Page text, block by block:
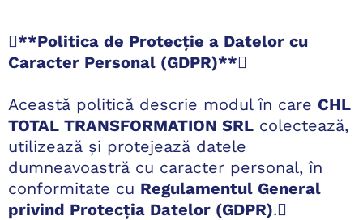
**Politica de Protecție a Datelor cu
Caracter Personal (GDPR)**
Această politică descrie modul în care CHL
TOTAL TRANSFORMATION SRL colectează,
utilizează și protejează datele
dumneavoastră cu caracter personal, în
conformitate cu Regulamentul General
privind Protecția Datelor (GDPR).